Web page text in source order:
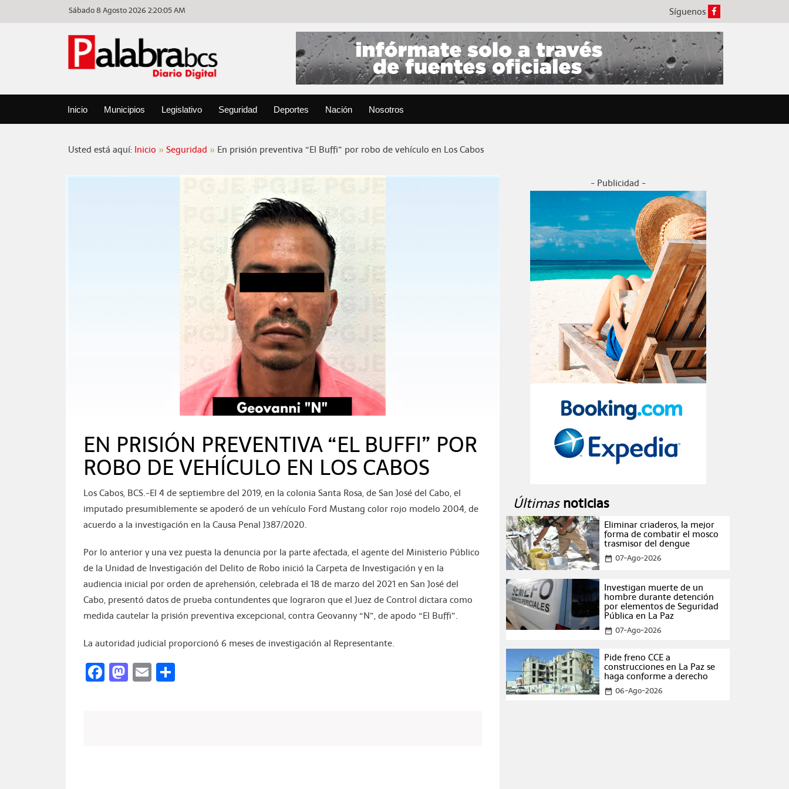
Sábado 8 Agosto 20262:20:05 AM Síguenos
Inicio Municipios Legislativo Seguridad Deportes Nación Nosotros
Usted está aquí: Inicio Seguridad En prisión preventiva “El Buffi” por robo de vehículo en Los Cabos
EN PRISIÓN PREVENTIVA “EL BUFFI” POR
ROBO DE VEHÍCULO EN LOS CABOS
Los Cabos, BCS.-El 4 de septiembre del 2019, en la colonia Santa Rosa, de San José del Cabo, el
imputado presumiblemente se apoderó de un vehículo Ford Mustang color rojo modelo 2004, de
acuerdo a la investigación en la Causa Penal J387/2020.
Por lo anterior y una vez puesta la denuncia por la parte afectada, el agente del Ministerio Público
de la Unidad de Investigación del Delito de Robo inició la Carpeta de Investigación y en la
audiencia inicial por orden de aprehensión, celebrada el 18 de marzo del 2021 en San José del
Cabo, presentó datos de prueba contundentes que lograron que el Juez de Control dictara como
medida cautelar la prisión preventiva excepcional, contra Geovanny “N”, de apodo “El Buffi”.
La autoridad judicial proporcionó 6 meses de investigación al Representante.
Facebook
Mastodon
Email
- Publicidad -
Últimas noticias
Eliminar criaderos, la mejor
forma de combatir el mosco
trasmisor del dengue
date_range 07-Ago-2026
Investigan muerte de un
hombre durante detención
por elementos de Seguridad
Pública en La Paz
date_range 07-Ago-2026
Pide freno CCE a
construcciones en La Paz se
haga conforme a derecho
date_range 06-Ago-2026